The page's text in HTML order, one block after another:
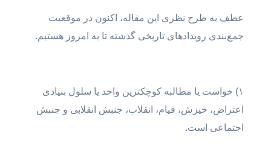
عطف به طرح نظری این مقاله، اکنون در موقعیت
جمع‌بندی رویدادهای تاریخی گذشته تا به امروز هستیم.
۱) خواست یا مطالبه کوچکترین واحد یا سلول بنیادی
اعتراض، خیزش، قیام، انقلاب، جنبش انقلابی و جنبش
اجتماعی است.